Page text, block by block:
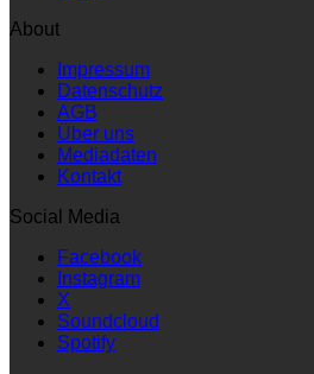
About
Impressum
Datenschutz
AGB
Über uns
Mediadaten
Kontakt
Social Media
Facebook
Instagram
X
Soundcloud
Spotify